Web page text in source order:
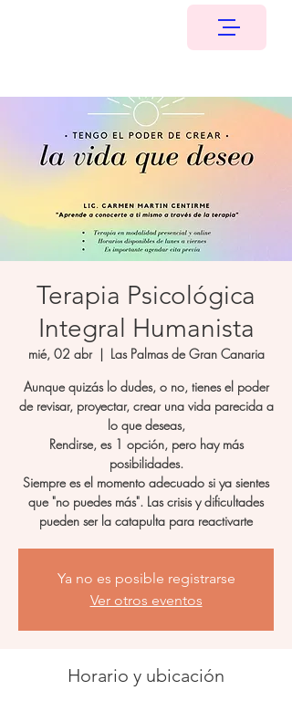
Terapia Psicológica
Integral Humanista
mié, 02 abr
  |
Las Palmas de Gran Canaria
Aunque quizás lo dudes, o no, tienes el poder
de revisar, proyectar, crear una vida parecida a
lo que deseas,
Rendirse, es 1 opción, pero hay más
posibilidades.
Siempre es el momento adecuado si ya sientes
que "no puedes más". Las crisis y dificultades
pueden ser la catapulta para reactivarte
Ya no es posible registrarse
Ver otros eventos
Horario y ubicación